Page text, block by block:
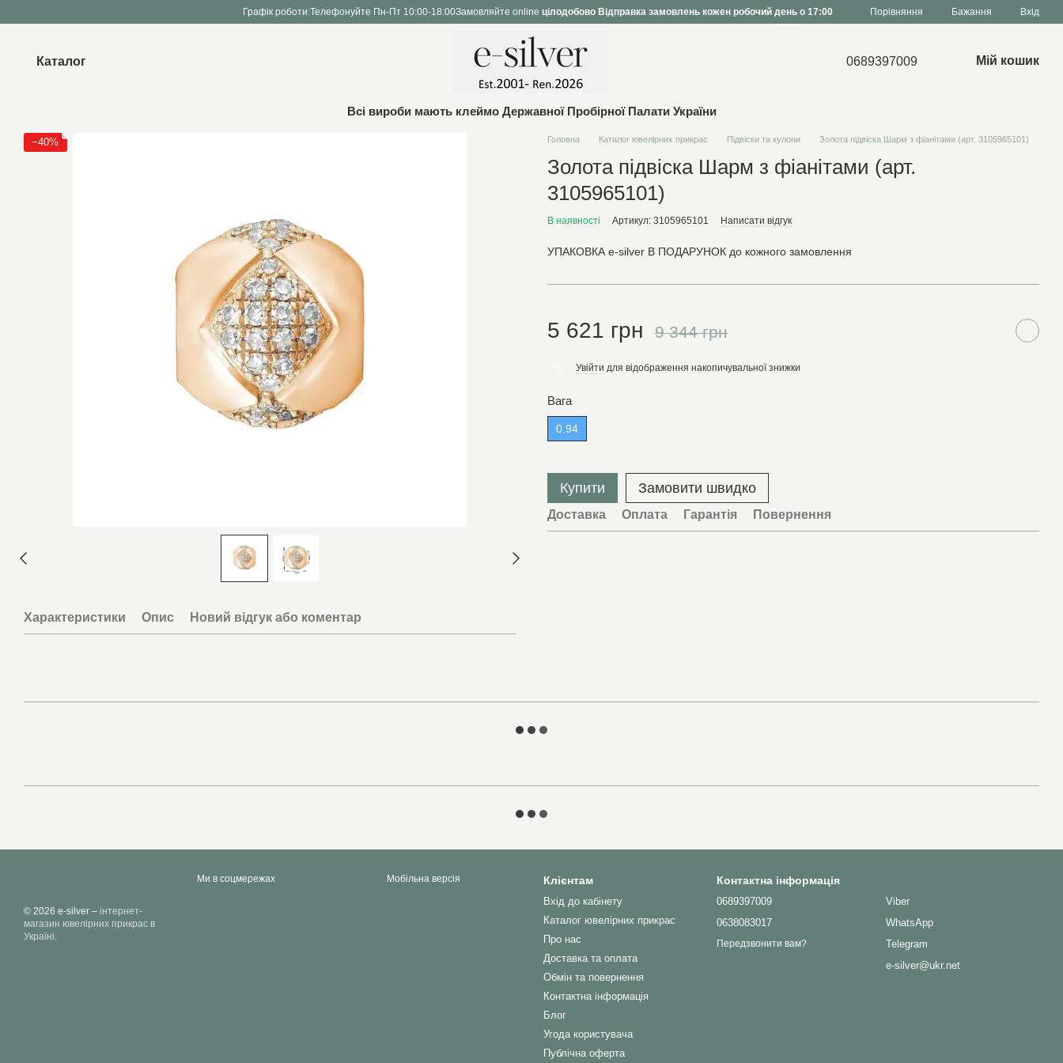
Графік роботи:Телефонуйте Пн-Пт 10:00-18:00Замовляйте online цілодобово Відправка замовлень кожен робочий день о 17:00 Порівняння Бажання Вхід
Каталог 0689397009 Мій кошик
Всі вироби мають клеймо Державної Пробірної Палати України
−40%
Характеристики Опис Новий відгук або коментар
Головна Каталог ювелірних прикрас Підвіски та кулони Золота підвіска Шарм з фіанітами (арт. 3105965101)
Золота підвіска Шарм з фіанітами (арт.
3105965101)
В наявності Артикул: 3105965101 Написати відгук
УПАКОВКА e-silver В ПОДАРУНОК до кожного замовлення
5 621 грн 9 344 грн
Увійти для відображення накопичувальної знижки
Вага
0.94
Купити Замовити швидко
Доставка Оплата Гарантія Повернення
© 2026 e-silver – інтернет-
магазин ювелірних прикрас в
Україні.
Ми в соцмережах Мобільна версія Клієнтам
Вхід до кабінету
Каталог ювелірних прикрас
Про нас
Доставка та оплата
Обмін та повернення
Контактна інформація
Блог
Угода користувача
Публічна оферта
Контактна інформація
0689397009
0638083017
Передзвонити вам?
Viber
WhatsApp
Telegram
e-silver@ukr.net